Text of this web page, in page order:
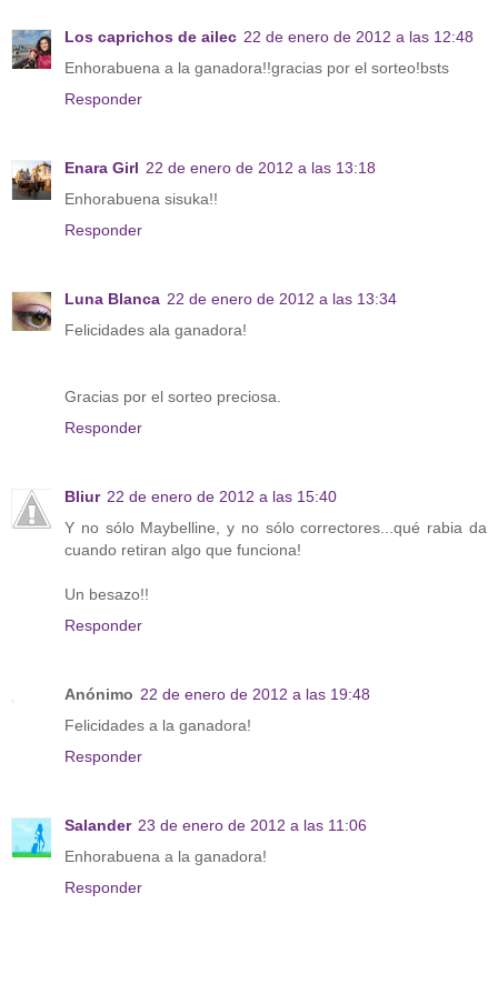
Los caprichos de ailec 22 de enero de 2012 a las 12:48
Enhorabuena a la ganadora!!gracias por el sorteo!bsts
Responder
Enara Girl 22 de enero de 2012 a las 13:18
Enhorabuena sisuka!!
Responder
Luna Blanca 22 de enero de 2012 a las 13:34
Felicidades ala ganadora!
Gracias por el sorteo preciosa.
Responder
Bliur 22 de enero de 2012 a las 15:40
Y no sólo Maybelline, y no sólo correctores...qué rabia da
cuando retiran algo que funciona!
Un besazo!!
Responder
Anónimo 22 de enero de 2012 a las 19:48
Felicidades a la ganadora!
Responder
Salander 23 de enero de 2012 a las 11:06
Enhorabuena a la ganadora!
Responder